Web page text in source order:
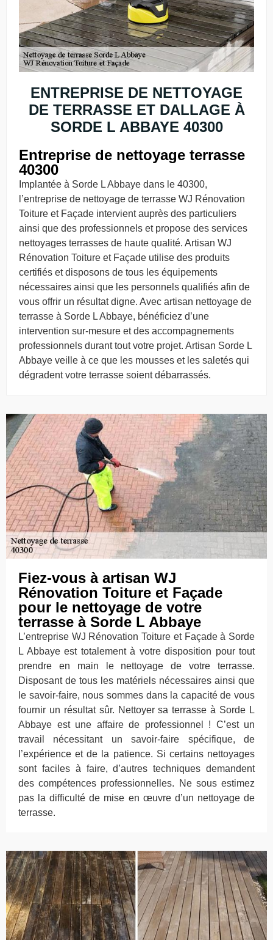
ENTREPRISE DE NETTOYAGE
DE TERRASSE ET DALLAGE À
SORDE L ABBAYE 40300
Entreprise de nettoyage terrasse
40300
Implantée à Sorde L Abbaye dans le 40300,
l’entreprise de nettoyage de terrasse WJ Rénovation
Toiture et Façade intervient auprès des particuliers
ainsi que des professionnels et propose des services
nettoyages terrasses de haute qualité. Artisan WJ
Rénovation Toiture et Façade utilise des produits
certifiés et disposons de tous les équipements
nécessaires ainsi que les personnels qualifiés afin de
vous offrir un résultat digne. Avec artisan nettoyage de
terrasse à Sorde L Abbaye, bénéficiez d’une
intervention sur-mesure et des accompagnements
professionnels durant tout votre projet. Artisan Sorde L
Abbaye veille à ce que les mousses et les saletés qui
dégradent votre terrasse soient débarrassés.
Fiez-vous à artisan WJ
Rénovation Toiture et Façade
pour le nettoyage de votre
terrasse à Sorde L Abbaye
L’entreprise WJ Rénovation Toiture et Façade à Sorde
L Abbaye est totalement à votre disposition pour tout
prendre en main le nettoyage de votre terrasse.
Disposant de tous les matériels nécessaires ainsi que
le savoir-faire, nous sommes dans la capacité de vous
fournir un résultat sûr. Nettoyer sa terrasse à Sorde L
Abbaye est une affaire de professionnel ! C’est un
travail nécessitant un savoir-faire spécifique, de
l’expérience et de la patience. Si certains nettoyages
sont faciles à faire, d’autres techniques demandent
des compétences professionnelles. Ne sous estimez
pas la difficulté de mise en œuvre d’un nettoyage de
terrasse.